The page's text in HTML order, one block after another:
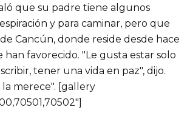
que su padre tiene algunos
y para caminar, pero que
Cancún, donde reside desde hace
han favorecido. "Le gusta estar solo
tener una vida en paz", dijo.
la merece". [gallery